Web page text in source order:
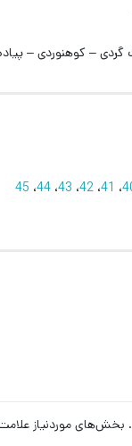
گردی – کوهنوردی –
، 41، 42، 43، 44، 45
بخش‌های موردنیاز